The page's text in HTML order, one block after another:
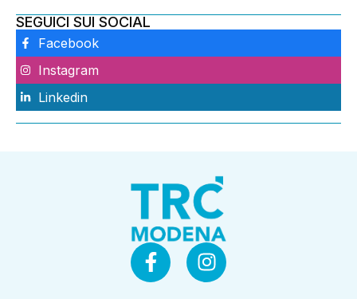
SEGUICI SUI SOCIAL
Facebook
Instagram
Linkedin